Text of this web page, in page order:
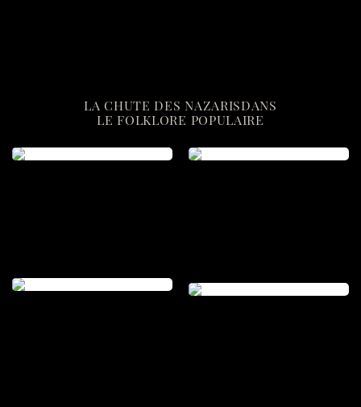
LA CHUTE DES NAZARISDANS
LE FOLKLORE POPULAIRE